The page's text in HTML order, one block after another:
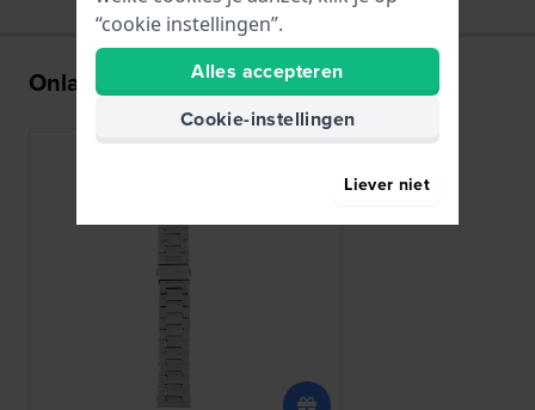
Onlangs bekeken
“cookie instellingen”.
Alles accepteren
Cookie-instellingen
Liever niet